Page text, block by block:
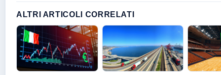
ALTRI ARTICOLI CORRELATI